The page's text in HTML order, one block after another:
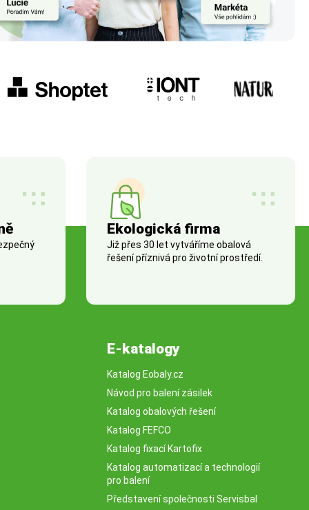
Ekologická firma
Již přes 30 let vytváříme obalová
řešení příznivá pro životní prostředí.
E-katalogy
Katalog Eobaly.cz
Návod pro balení zásilek
Katalog obalových řešení
Katalog FEFCO
Katalog fixací Kartofix
Katalog automatizací a technologií
pro balení
Představení společnosti Servisbal